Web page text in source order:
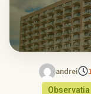
andrei
Observatia